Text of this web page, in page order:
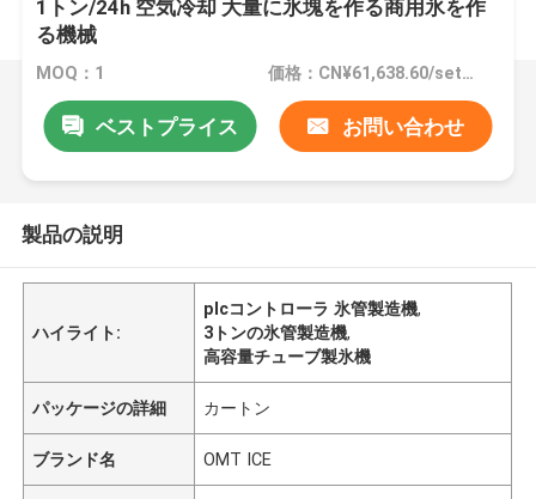
1トン/24h 空気冷却 大量に氷塊を作る商用氷を作
る機械
MOQ：1 価格：CN¥61,638.60/sets 1-2 sets
ベストプライス お問い合わせ
製品の説明
ハイライト:
plcコントローラ 氷管製造機,
3トンの氷管製造機,
高容量チューブ製氷機
パッケージの詳細 カートン
ブランド名 OMT ICE